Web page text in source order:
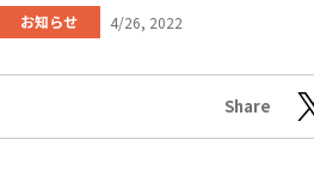
お知らせ 4/26, 2022
Share